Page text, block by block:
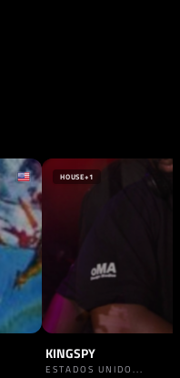
HOUSE+1
KINGSPY
ESTADOS UNIDO...